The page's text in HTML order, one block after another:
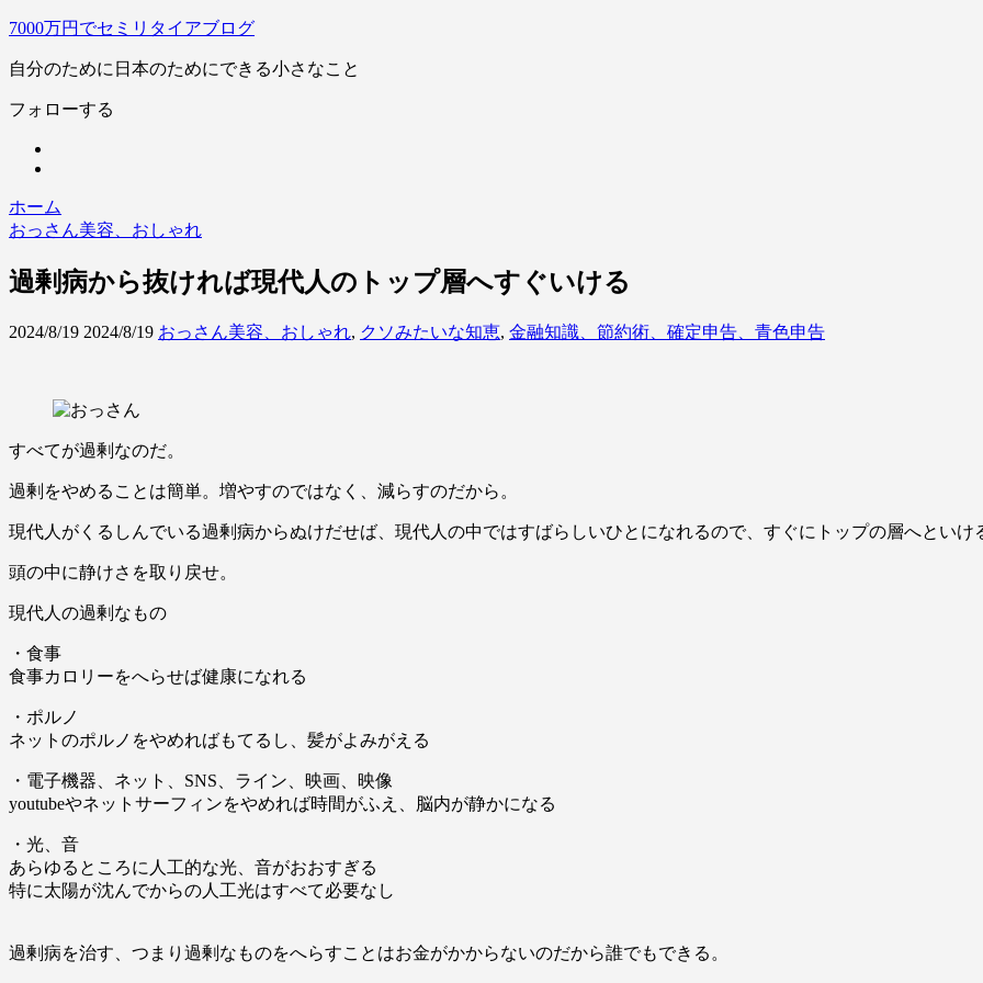
7000万円でセミリタイアブログ
自分のために日本のためにできる小さなこと
フォローする
ホーム
おっさん美容、おしゃれ
過剰病から抜ければ現代人のトップ層へすぐいける
2024/8/19 2024/8/19 おっさん美容、おしゃれ, クソみたいな知恵, 金融知識、節約術、確定申告、青色申告
すべてが過剰なのだ。
過剰をやめることは簡単。増やすのではなく、減らすのだから。
現代人がくるしんでいる過剰病からぬけだせば、現代人の中ではすばらしいひとになれるので、すぐにトップの層へといけ
頭の中に静けさを取り戻せ。
現代人の過剰なもの
・食事
食事カロリーをへらせば健康になれる
・ポルノ
ネットのポルノをやめればもてるし、髪がよみがえる
・電子機器、ネット、SNS、ライン、映画、映像
youtubeやネットサーフィンをやめれば時間がふえ、脳内が静かになる
・光、音
あらゆるところに人工的な光、音がおおすぎる
特に太陽が沈んでからの人工光はすべて必要なし
過剰病を治す、つまり過剰なものをへらすことはお金がかからないのだから誰でもできる。